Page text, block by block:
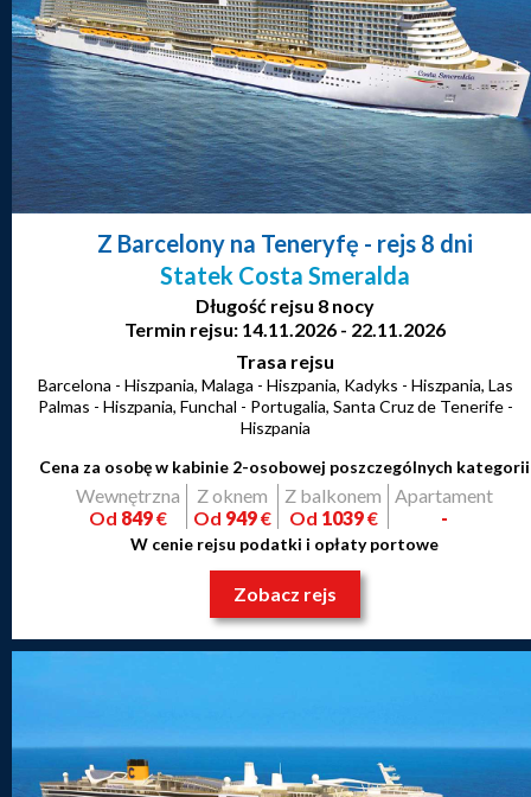
Z Barcelony na Teneryfę - rejs 8 dni
Statek Costa Smeralda
Długość rejsu 8 nocy
Termin rejsu: 14.11.2026 - 22.11.2026
Trasa rejsu
Barcelona - Hiszpania, Malaga - Hiszpania, Kadyks - Hiszpania, Las
Palmas - Hiszpania, Funchal - Portugalia, Santa Cruz de Tenerife -
Hiszpania
Cena za osobę w kabinie 2-osobowej poszczególnych kategorii
Wewnętrzna
Od 849€
Z oknem
Od 949€
Z balkonem
Od 1039€
Apartament
-
W cenie rejsu podatki i opłaty portowe
Zobacz rejs